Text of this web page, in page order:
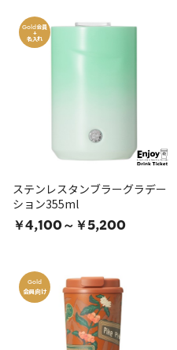
Gold会員
+
名入れ
ステンレスタンブラーグラデー
ション355ml
￥4,100～￥5,200
Gold
会員向け